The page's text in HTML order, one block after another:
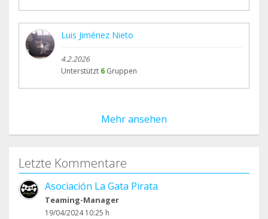
Luis Jiménez Nieto
4.2.2026
Unterstützt 6 Gruppen
Mehr ansehen
Letzte Kommentare
Asociación La Gata Pirata
Teaming-Manager
19/04/2024 10:25 h